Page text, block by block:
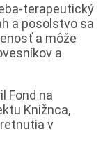
terapeutický
a posolstvo sa
a môže
a
Fond na
Knižnca,
v